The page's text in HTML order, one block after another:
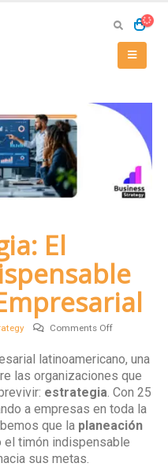
El
Comments Offon
Estrategia:
El
Timón
para
el
latinoamericano, una
las organizaciones que
estrategia . Con 25
a empresas en toda la
que la planeación
el timón indispensable
sus metas.